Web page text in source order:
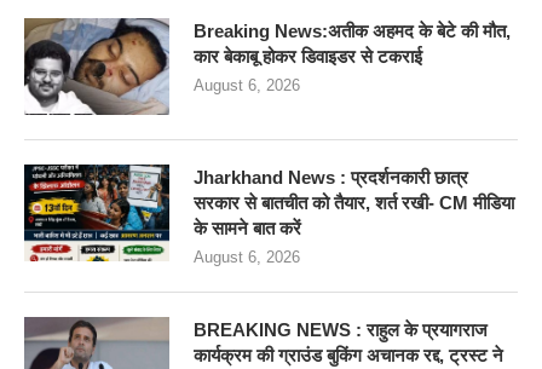
Breaking News:अतीक अहमद के बेटे की मौत,
कार बेकाबू होकर डिवाइडर से टकराई
August 6, 2026
Jharkhand News : प्रदर्शनकारी छात्र
सरकार से बातचीत को तैयार, शर्त रखी- CM मीडिया
के सामने बात करें
August 6, 2026
BREAKING NEWS : राहुल के प्रयागराज
कार्यक्रम की ग्राउंड बुकिंग अचानक रद्द, ट्रस्ट ने